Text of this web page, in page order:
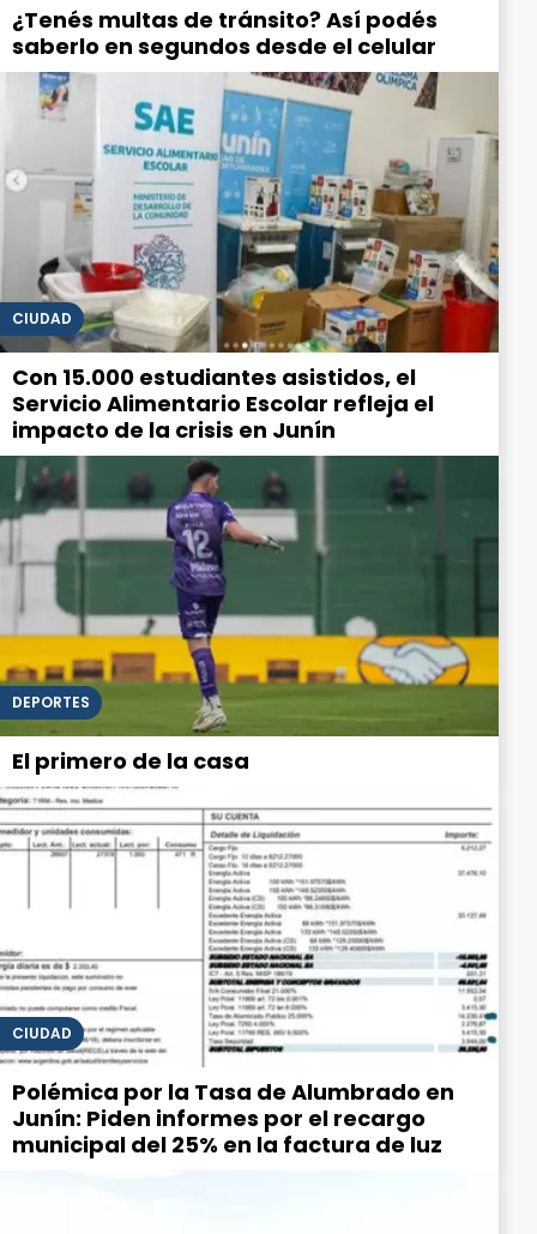
¿Tenés multas de tránsito? Así podés
saberlo en segundos desde el celular
CIUDAD
Con 15.000 estudiantes asistidos, el
Servicio Alimentario Escolar refleja el
impacto de la crisis en Junín
DEPORTES
El primero de la casa
CIUDAD
Polémica por la Tasa de Alumbrado en
Junín: Piden informes por el recargo
municipal del 25% en la factura de luz